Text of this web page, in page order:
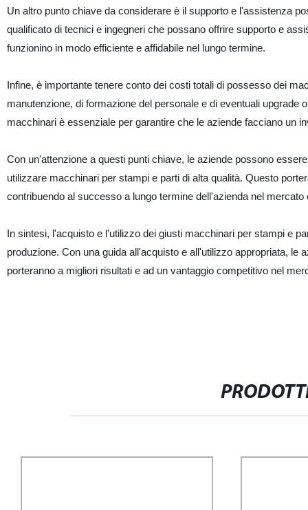
Un altro punto chiave da considerare è il supporto e l'assistenza
qualificato di tecnici e ingegneri che possano offrire supporto e
funzionino in modo efficiente e affidabile nel lungo termine.
Infine, è importante tenere conto dei costi totali di possesso dei
manutenzione, di formazione del personale e di eventuali
macchinari è essenziale per garantire che le aziende facciano un
Con un'attenzione a questi punti chiave, le aziende possono
utilizzare macchinari per stampi e parti di alta qualità. Questo
contribuendo al successo a lungo termine dell'azienda nel mercato
In sintesi, l'acquisto e l'utilizzo dei giusti macchinari per stampi e
produzione. Con una guida all'acquisto e all'utilizzo appropriata,
porteranno a migliori risultati e ad un vantaggio competitivo nel